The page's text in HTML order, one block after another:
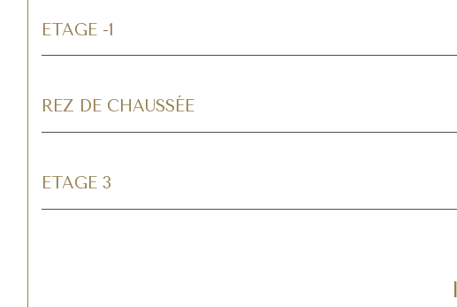
ETAGE -1
REZ DE CHAUSSÉE
ETAGE 3